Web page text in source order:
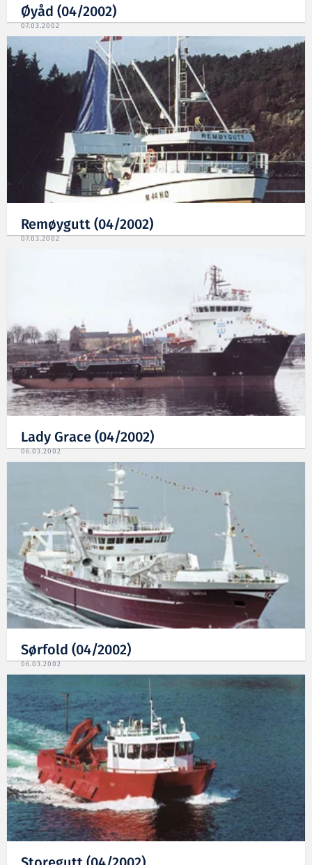
Øyåd (04/2002)
07.03.2002
Remøygutt (04/2002)
07.03.2002
Lady Grace (04/2002)
06.03.2002
Sørfold (04/2002)
06.03.2002